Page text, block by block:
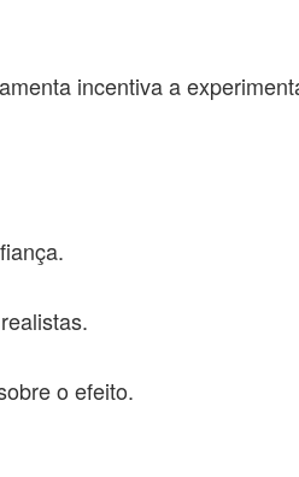
incentiva a
o efeito.